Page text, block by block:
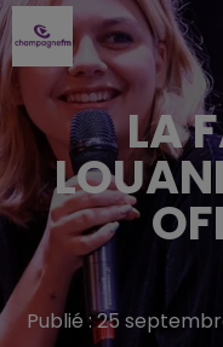
LA
Publié : 25